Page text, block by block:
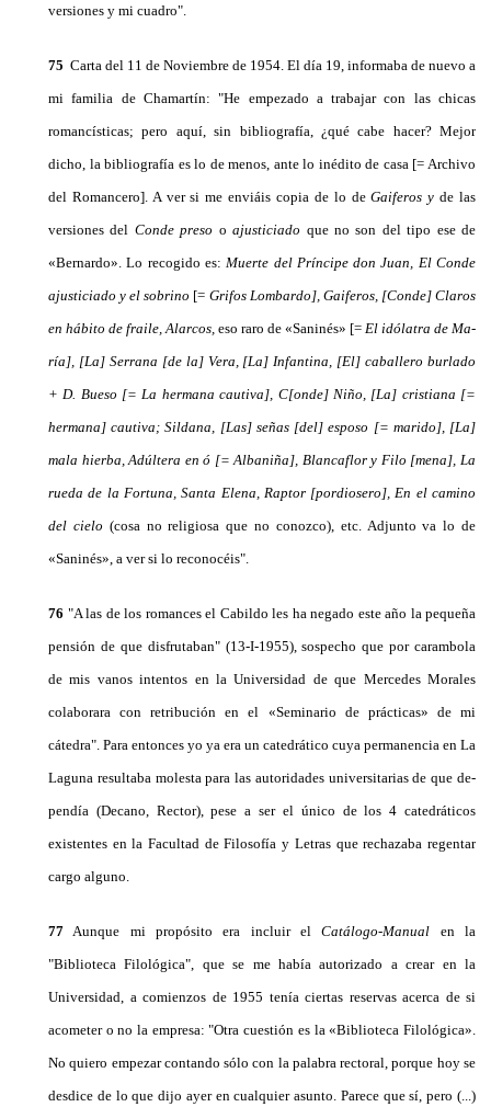
versiones y mi cuadro".
75 Carta del 11 de Noviembre de 1954. El día 19, informaba de nuevo a
mi familia de Chamartín: "He empezado a trabajar con las chicas
romancísticas; pero aquí, sin bibliografía, ¿qué cabe hacer? Mejor
dicho, la bibliografía es lo de menos, ante lo inédito de casa [= Archivo
del Romancero]. A ver si me en­viáis copia de lo deGaiferos yde las
versiones del Conde preso oajusticiado que no son del tipo ese de
«Bernardo». Lo recogido es: Muerte del Príncipe don Juan, El Conde
ajusticiado y el sobrino [= Grifos Lom­bardo], Gaiferos, [Conde] Claros
en hábito de fraile, Alarcos, eso raro de «Saninés» [= El idólatra de Ma­
ría], [La] Serrana [de la] Vera, [La] Infantina, [El] ca­ballero burlado
+ D. Bueso [= La hermana cautiva], C[onde] Niño, [La] cristiana [=
hermana] cautiva; Sildana, [Las] señas [del] esposo [= marido], [La]
mala hierba, Adúltera en ó [= Albaniña], Blancaflor y Filo [mena], La
rueda de la Fortuna, Santa Elena, Rap­tor [pordiosero], En el camino
del cielo (cosa no reli­giosa que no conozco), etc. Adjunto va lo de
«Sani­nés», a ver si lo reconocéis".
76 "A las de los romances el Cabildo les ha negado este año la pequeña
pensión de que disfrutaban" (13-I-1955), sospecho que por carambola
de mis vanos intentos en la Universidad de que Mercedes Morales
colaborara con retribución en el «Seminario de prác­ticas» de mi
cátedra". Para entonces yo ya era un ca­tedrático cuya permanencia en La
Laguna resultaba molesta para las autoridades universitarias de que de­
pendía (Decano, Rector), pese a ser el único de los 4 catedráticos
existentes en la Facultad de Filosofía y Letras que rechazaba regentar
cargo alguno.
77 Aunque mi propósito era incluir elCatálogo-Ma­nual en la
"Biblioteca Filológica", que se me había autorizado a crear en la
Universidad, a comienzos de 1955 tenía ciertas reservas acerca de si
acometer o no la empresa: "Otra cuestión es la «Biblioteca Filológi­ca».
No quiero empezar contando sólo con la palabra rectoral, porque hoy se
desdice de lo que dijo ayer en cualquier asunto. Parece que sí, pero (...)